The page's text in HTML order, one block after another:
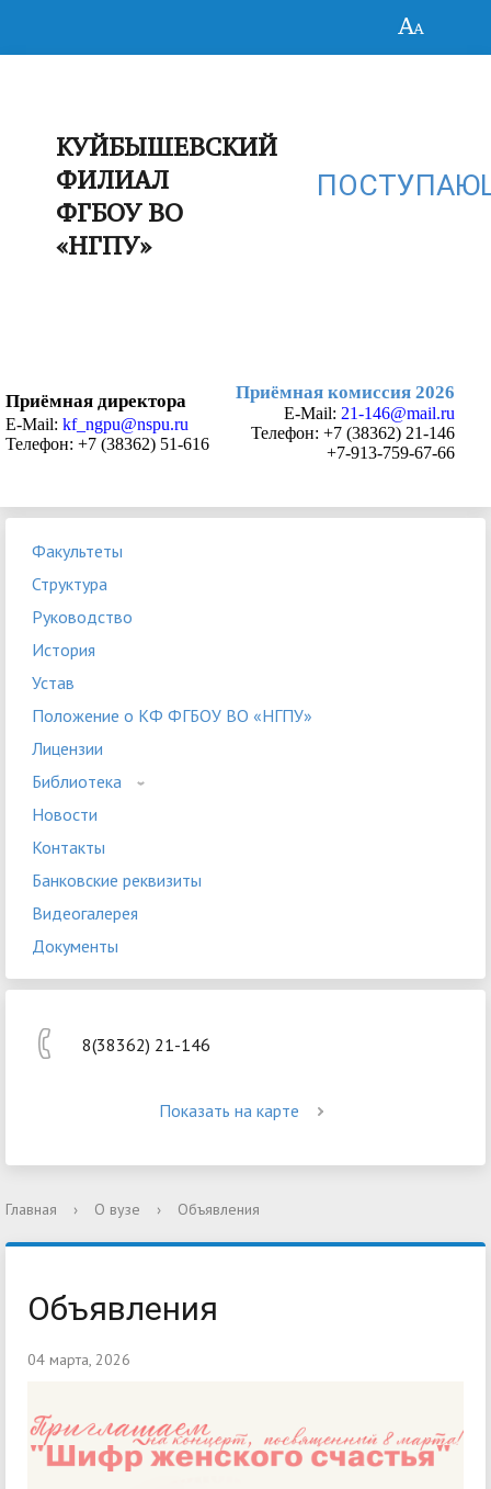
КУЙБЫШЕВСКИЙ
ФИЛИАЛ
ФГБОУ ВО
«НГПУ»
Приёмная директора
E-Mail: kf_ngpu@nspu.ru
Телефон: +7 (38362) 51-616
Приёмная комиссия 2026
E-Mail: 21-146@mail.ru
Телефон: +7 (38362) 21-146
+7-913-759-67-66
Факультеты
Структура
Руководство
История
Устав
Положение о КФ ФГБОУ ВО «НГПУ»
Лицензии
Библиотека
Новости
Контакты
Банковские реквизиты
Видеогалерея
Документы
8(38362) 21-146
Показать на карте
Главная › О вузе › Объявления
Объявления
04 марта, 2026